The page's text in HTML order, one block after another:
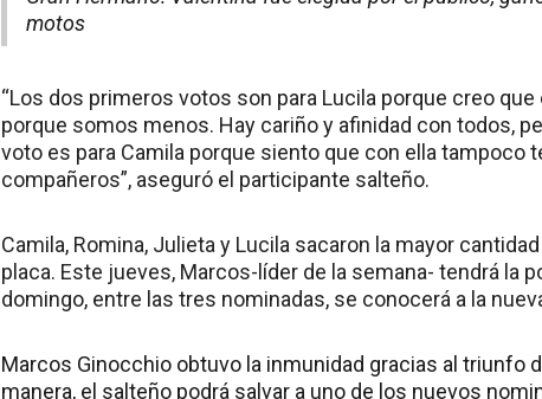
motos
“Los dos primeros votos son para Lucila porque creo
porque somos menos. Hay cariño y afinidad con todos,
voto es para Camila porque siento que con ella tampoco
compañeros”, aseguró el participante salteño.
Camila, Romina, Julieta y Lucila sacaron la mayor
placa. Este jueves, Marcos-líder de la semana- tendrá la
domingo, entre las tres nominadas, se conocerá a la
Marcos Ginocchio obtuvo la inmunidad gracias al triunfo
manera, el salteño podrá salvar a uno de los nuevos